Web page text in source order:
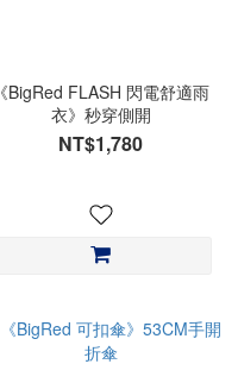
《BigRed FLASH 閃電舒適雨
衣》秒穿側開
NT$1,780